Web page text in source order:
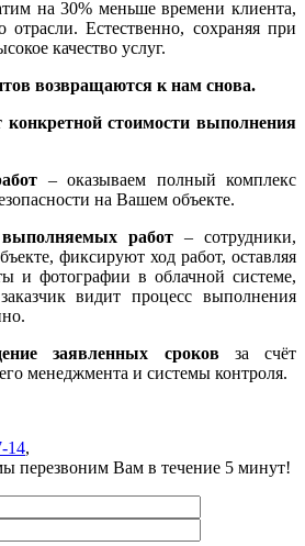
на 30% меньше времени клиента,
Естественно, сохраняя при
качество услуг.
возвращаются к нам снова.
стоимости выполнения
– оказываем полный комплекс
на Вашем объекте.
работ – сотрудники,
фиксируют ход работ, оставляя
и фотографии в облачной системе,
видит процесс выполнения
заявленных сроковза счёт
менеджмента и системы контроля.
14,
перезвоним Вам в течение 5 минут!